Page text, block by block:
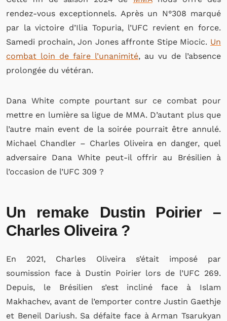
rendez-vous exceptionnels. Après un N°308 marqué
par la victoire d’Ilia Topuria, l’UFC revient en force.
Samedi prochain, Jon Jones affronte Stipe Miocic. Un
combat loin de faire l’unanimité, au vu de l’absence
prolongée du vétéran.
Dana White compte pourtant sur ce combat pour
mettre en lumière sa ligue de MMA. D’autant plus que
l’autre main event de la soirée pourrait être annulé.
Michael Chandler – Charles Oliveira en danger, quel
adversaire Dana White peut-il offrir au Brésilien à
l’occasion de l’UFC 309 ?
Un remake Dustin Poirier –
Charles Oliveira ?
En 2021, Charles Oliveira s’était imposé par
soumission face à Dustin Poirier lors de l’UFC 269.
Depuis, le Brésilien s’est incliné face à Islam
Makhachev, avant de l’emporter contre Justin Gaethje
et Beneil Dariush. Sa défaite face à Arman Tsarukyan